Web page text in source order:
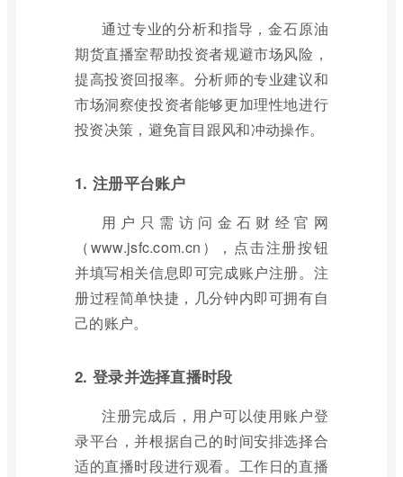
通过专业的分析和指导，金石原油
期货直播室帮助投资者规避市场风险，
提高投资回报率。分析师的专业建议和
市场洞察使投资者能够更加理性地进行
投资决策，避免盲目跟风和冲动操作。
1. 注册平台账户
用户只需访问金石财经官网
（www.jsfc.com.cn），点击注册按钮
并填写相关信息即可完成账户注册。注
册过程简单快捷，几分钟内即可拥有自
己的账户。
2. 登录并选择直播时段
注册完成后，用户可以使用账户登
录平台，并根据自己的时间安排选择合
适的直播时段进行观看。工作日的直播